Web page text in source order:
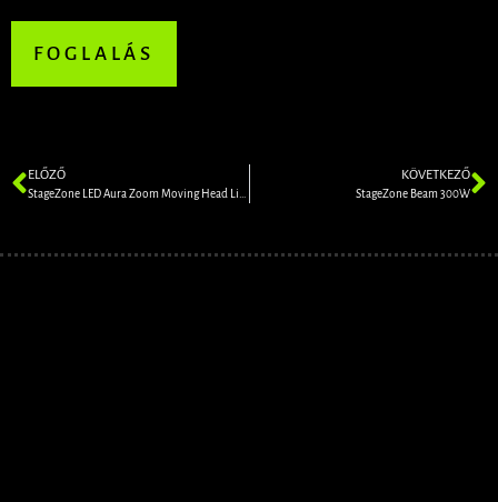
FOGLALÁS
ELŐZŐ
StageZone LED Aura Zoom Moving Head Light
KÖVETKEZŐ
StageZone Beam 300W